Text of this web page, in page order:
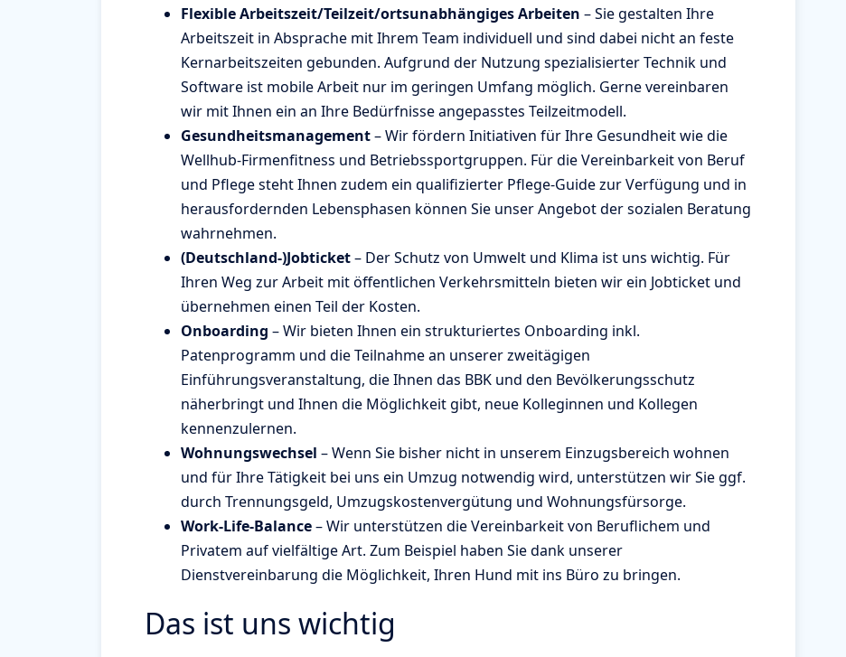
Flexible Arbeitszeit/Teilzeit/ortsunabhängiges Arbeiten – Sie gestalten Ihre
Arbeitszeit in Absprache mit Ihrem Team individuell und sind dabei nicht an feste
Kernarbeitszeiten gebunden. Aufgrund der Nutzung spezialisierter Technik und
Software ist mobile Arbeit nur im geringen Umfang möglich. Gerne vereinbaren
wir mit Ihnen ein an Ihre Bedürfnisse angepasstes Teilzeitmodell.
Gesundheitsmanagement– Wir fördern Initiativen für Ihre Gesundheit wie die
Wellhub-Firmenfitness und Betriebssportgruppen. Für die Vereinbarkeit von Beruf
und Pflege steht Ihnen zudem ein qualifizierter Pflege-Guide zur Verfügung und in
herausfordernden Lebensphasen können Sie unser Angebot der sozialen Beratung
wahrnehmen.
(Deutschland-)Jobticket– Der Schutz von Umwelt und Klima ist uns wichtig. Für
Ihren Weg zur Arbeit mit öffentlichen Verkehrsmitteln bieten wir ein Jobticket und
übernehmen einen Teil der Kosten.
Onboarding – Wir bieten Ihnen ein strukturiertes Onboarding inkl.
Patenprogramm und die Teilnahme an unserer zweitägigen
Einführungsveranstaltung, die Ihnen das BBK und den Bevölkerungsschutz
näherbringt und Ihnen die Möglichkeit gibt, neue Kolleginnen und Kollegen
kennenzulernen.
Wohnungswechsel – Wenn Sie bisher nicht in unserem Einzugsbereich wohnen
und für Ihre Tätigkeit bei uns ein Umzug notwendig wird, unterstützen wir Sie ggf.
durch Trennungsgeld, Umzugskostenvergütung und Wohnungsfürsorge.
Work-Life-Balance– Wir unterstützen die Vereinbarkeit von Beruflichem und
Privatem auf vielfältige Art. Zum Beispiel haben Sie dank unserer
Dienstvereinbarung die Möglichkeit, Ihren Hund mit ins Büro zu bringen.
Das ist uns wichtig